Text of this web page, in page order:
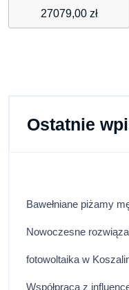
27079,00 zł
Ostatnie
Bawełniane piżamy
Nowoczesne
fotowoltaika w
Współpraca z